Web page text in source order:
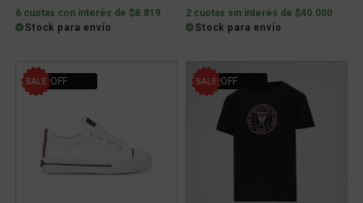
6 cuotas con interés de $8.819
Stock para envío
2 cuotas sin interés de $40.000
Stock para envío
43% OFF 55% OFF